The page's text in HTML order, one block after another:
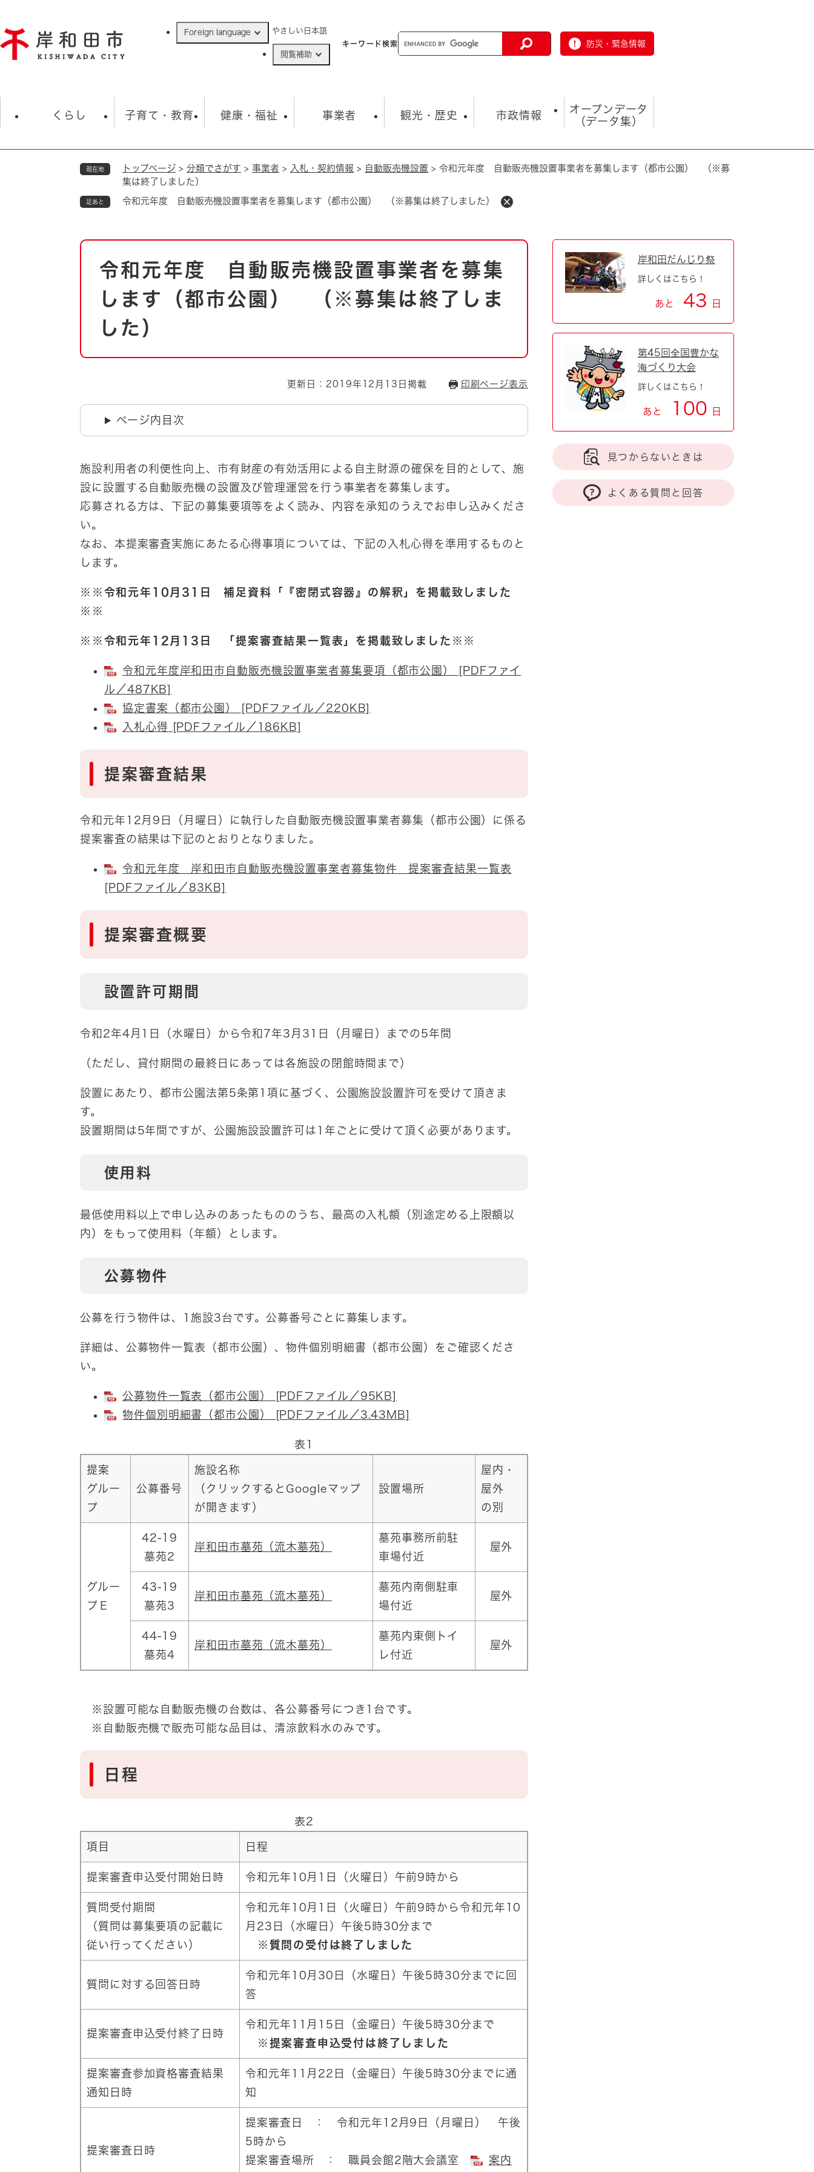
ジ
の
Foreign language やさしい日本語
閲覧補助
キーワード検索 防災・緊急情報
くらし
住民票・戸籍
保険・年金
自然・環境・公園 住宅
おくやみ
男女共同参画
国際交流
子育て・教育
学校 子育て
健康・福祉
福祉・健康・生活 生涯学習・スポーツ
事業者
入札・契約情報 まちづくり・協働
産業振興 税金
観光・歴史
観光 観光スポット
歴史 動画情報
市政情報
市の概要 総合計画
行財政 人権・平和
とじる
オープンデータ
（データ集）
オープンデータ
現在地 トップページ > 分類でさがす > 事業者 > 入札・契約情報 > 自動販売機設置 > 令和元年度 自動販売機設置事業者を募集します（都市公園） （※募
集は終了しました）
足あと 令和元年度 自動販売機設置事業者を募集します（都市公園） （※募集は終了しました）
本
令和元年度 自動販売機設置事業者を募集
します（都市公園） （※募集は終了しま
した）
更新日：2019年12月13日掲載 印刷ページ表示
ページ内目次
施設利用者の利便性向上、市有財産の有効活用による自主財源の確保を目的として、施
設に設置する自動販売機の設置及び管理運営を行う事業者を募集します。
応募される方は、下記の募集要項等をよく読み、内容を承知のうえでお申し込みくださ
い。
なお、本提案審査実施にあたる心得事項については、下記の入札心得を準用するものと
します。
※※令和元年10月31日 補足資料「『密閉式容器』の解釈」を掲載致しました
※※
※※令和元年12月13日 「提案審査結果一覧表」を掲載致しました※※
令和元年度岸和田市自動販売機設置事業者募集要項（都市公園） [PDFファイ
ル／487KB]
協定書案（都市公園） [PDFファイル／220KB]
入札心得 [PDFファイル／186KB]
提案審査結果
令和元年12月9日（月曜日）に執行した自動販売機設置事業者募集（都市公園）に係る
提案審査の結果は下記のとおりとなりました。
令和元年度 岸和田市自動販売機設置事業者募集物件 提案審査結果一覧表
[PDFファイル／83KB]
提案審査概要
設置許可期間
令和2年4月1日（水曜日）から令和7年3月31日（月曜日）までの5年間
（ただし、貸付期間の最終日にあっては各施設の閉館時間まで）
設置にあたり、都市公園法第5条第1項に基づく、公園施設設置許可を受けて頂きま
す。
設置期間は5年間ですが、公園施設設置許可は1年ごとに受けて頂く必要があります。
使用料
最低使用料以上で申し込みのあったもののうち、最高の入札額（別途定める上限額以
内）をもって使用料（年額）とします。
公募物件
公募を行う物件は、1施設3台です。公募番号ごとに募集します。
詳細は、公募物件一覧表（都市公園）、物件個別明細書（都市公園）をご確認くださ
い。
公募物件一覧表（都市公園） [PDFファイル／95KB]
物件個別明細書（都市公園） [PDFファイル／3.43MB]
表1
提案
グルー
プ
公募番号
施設名称
（クリックするとGoogleマップ
が開きます）
設置場所
屋内・
屋外
の別
グルー
プＥ
42-19
墓苑2
岸和田市墓苑（流木墓苑）
墓苑事務所前駐
車場付近
屋外
43-19
墓苑3
岸和田市墓苑（流木墓苑）
墓苑内南側駐車
場付近
屋外
44-19
墓苑4
岸和田市墓苑（流木墓苑）
墓苑内東側トイ
レ付近
屋外
※設置可能な自動販売機の台数は、各公募番号につき1台です。
※自動販売機で販売可能な品目は、清涼飲料水のみです。
日程
表2
項目 日程
提案審査申込受付開始日時 令和元年10月1日（火曜日）午前9時から
質問受付期間
（質問は募集要項の記載に
従い行ってください）
令和元年10月1日（火曜日）午前9時から令和元年10
月23日（水曜日）午後5時30分まで
※質問の受付は終了しました
質問に対する回答日時
令和元年10月30日（水曜日）午後5時30分までに回
答
提案審査申込受付終了日時
令和元年11月15日（金曜日）午後5時30分まで
※提案審査申込受付は終了しました
提案審査参加資格審査結果
通知日時
令和元年11月22日（金曜日）午後5時30分までに通
知
提案審査日時
提案審査日 ： 令和元年12月9日（月曜日） 午後
5時から
提案審査場所 ： 職員会館2階大会議室
案内
岸和田だんじり祭
詳しくはこちら！
あと 43 日
第45回全国豊かな
海づくり大会
詳しくはこちら！
あと 100 日
見つからないときは
よくある質問と回答